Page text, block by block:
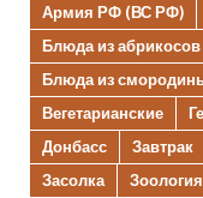
Армия РФ (ВС РФ)
Блюда из абрикосов
Блюда из
Вегетарианские
Донбасс
Завтрак
Засолка
Зоология